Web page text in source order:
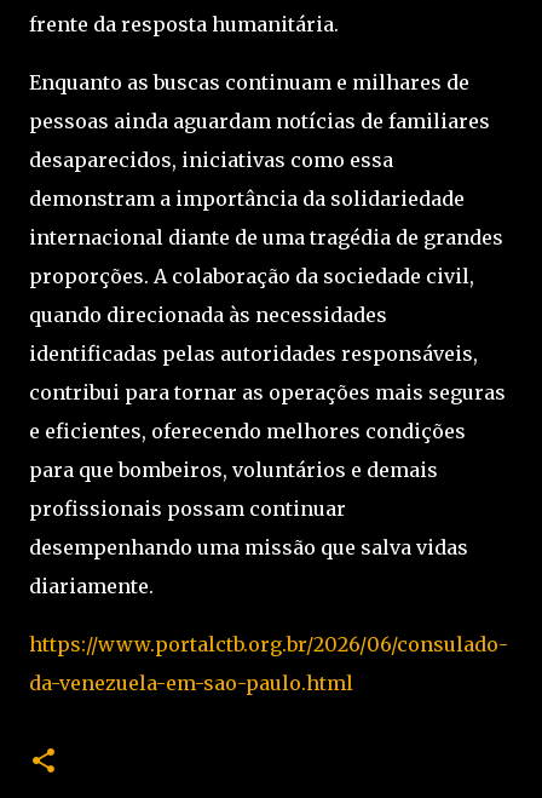
frente da resposta humanitária.
Enquanto as buscas continuam e milhares de
pessoas ainda aguardam notícias de familiares
desaparecidos, iniciativas como essa
demonstram a importância da solidariedade
internacional diante de uma tragédia de grandes
proporções. A colaboração da sociedade civil,
quando direcionada às necessidades
identificadas pelas autoridades responsáveis,
contribui para tornar as operações mais seguras
e eficientes, oferecendo melhores condições
para que bombeiros, voluntários e demais
profissionais possam continuar
desempenhando uma missão que salva vidas
diariamente.
https://www.portalctb.org.br/2026/06/consulado-
da-venezuela-em-sao-paulo.html